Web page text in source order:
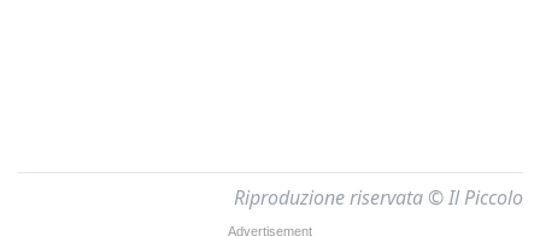
Riproduzione riservata © Il Piccolo